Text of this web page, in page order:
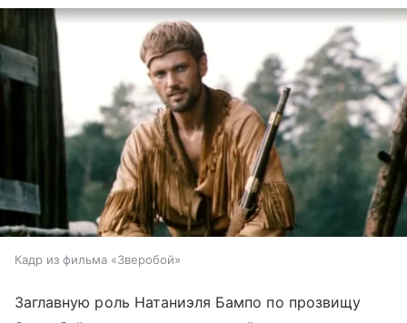
Кадр из фильма «Зверобой»
Заглавную роль Натаниэля Бампо по прозвищу